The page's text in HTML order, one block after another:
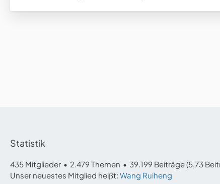
Statistik
435 Mitglieder 2.479 Themen
39.199 Beiträge (5,73
Unser neuestes Mitglied heißt: Wang Ruiheng